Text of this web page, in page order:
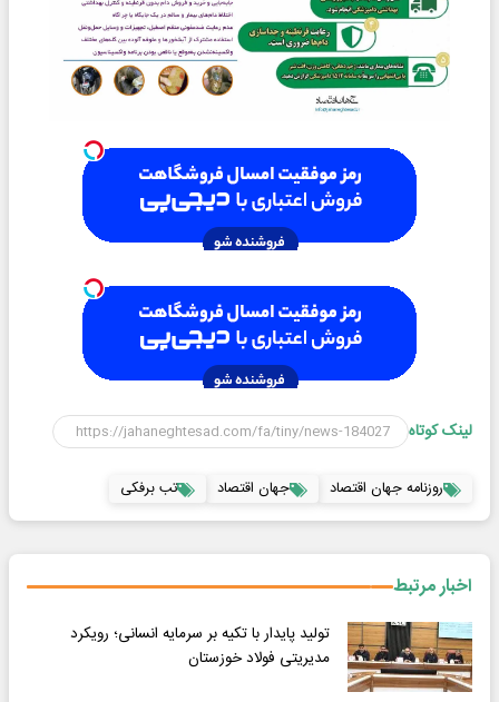
لینک کوتاه
روزنامه جهان اقتصاد جهان اقتصاد تب برفکی
اخبار مرتبط
تولید پایدار با تکیه بر سرمایه انسانی؛ رویکرد
مدیریتی فولاد خوزستان